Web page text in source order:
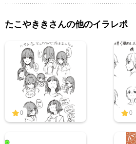
たこやききさんの他のイラレポ
0 0